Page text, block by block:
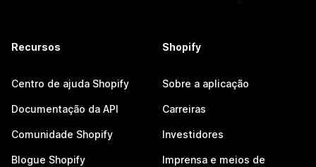
Recursos
Centro de ajuda Shopify
Documentação da API
Comunidade Shopify
Blogue Shopify
Shopify
Sobre a aplicação
Carreiras
Investidores
Imprensa e meios de